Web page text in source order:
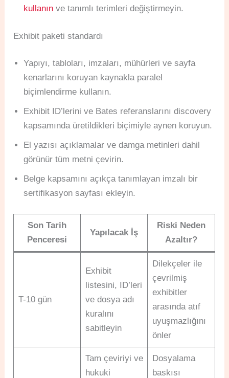
kullanın ve tanımlı terimleri değiştirmeyin.
Exhibit paketi standardı
Yapıyı, tabloları, imzaları, mühürleri ve sayfa
kenarlarını koruyan kaynakla paralel
biçimlendirme kullanın.
Exhibit ID’lerini ve Bates referanslarını discovery
kapsamında üretildikleri biçimiyle aynen koruyun.
El yazısı açıklamalar ve damga metinleri dahil
görünür tüm metni çevirin.
Belge kapsamını açıkça tanımlayan imzalı bir
sertifikasyon sayfası ekleyin.
Son Tarih
Penceresi
Yapılacak İş
Riski Neden
Azaltır?
T-10 gün
Exhibit
listesini, ID’leri
ve dosya adı
kuralını
sabitleyin
Dilekçeler ile
çevrilmiş
exhibitler
arasında atıf
uyuşmazlığını
önler
Tam çeviriyi ve
hukuki
Dosyalama
baskısı